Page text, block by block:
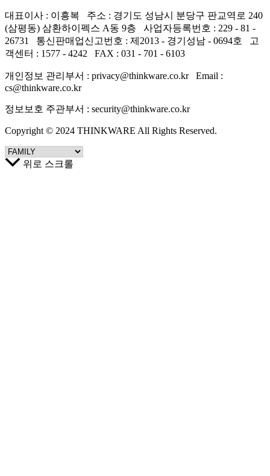
대표이사 : 이흥복 주소 : 경기도 성남시 분당구 판교역로 240
(삼평동) 삼환하이펙스 A동 9층 사업자등록번호 : 229 - 81 -
26731 통신판매업신고번호 : 제2013 - 경기성남 - 0694호 고
객센터 : 1577 - 4242 FAX : 031 - 701 - 6103
개인정보 관리부서 : privacy@thinkware.co.kr Email :
cs@thinkware.co.kr
정보보호 주관부서 : security@thinkware.co.kr
Copyright © 2024 THINKWARE All Rights Reserved.
위로 스크롤